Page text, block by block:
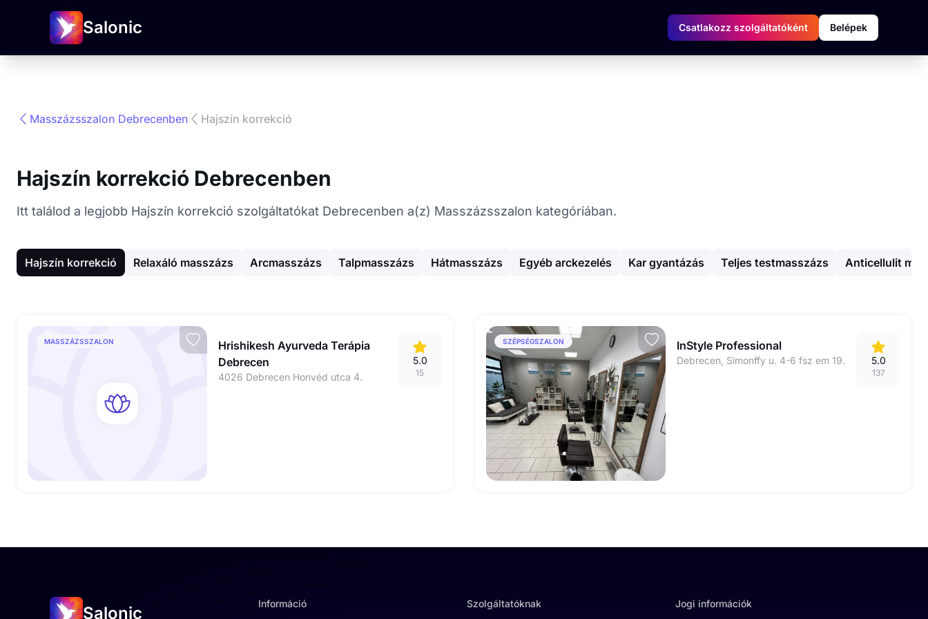
Salonic Csatlakozz szolgáltatóként Belépek
Masszázsszalon Debrecenben Hajszín korrekció
Hajszín korrekció Debrecenben
Itt találod a legjobb Hajszín korrekció szolgáltatókat Debrecenben a(z) Masszázsszalon kategóriában.
Hajszín korrekció Relaxáló masszázs Arcmasszázs Talpmasszázs Hátmasszázs Egyéb arckezelés Kar gyantázás Teljes testmasszázs Anticellulit
MASSZÁZSSZALON
Hrishikesh Ayurveda Terápia
Debrecen
4026 Debrecen Honvéd utca 4.
5.0
15
SZÉPSÉGSZALON InStyle Professional
Debrecen, Simonffy u. 4-6 fsz em 19. 5.0
137
Salonic Információ Szolgáltatóknak Jogi információk